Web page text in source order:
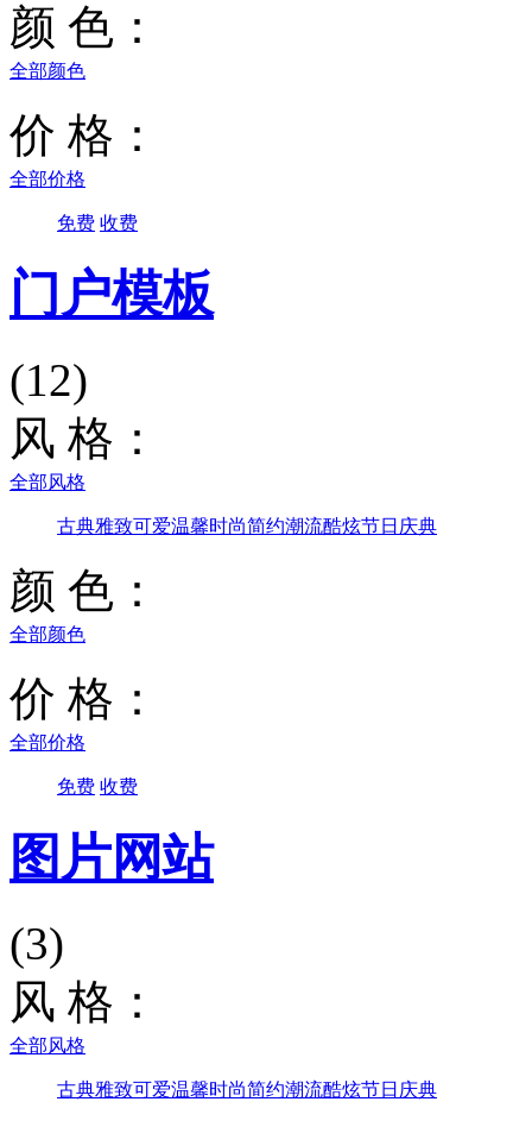
颜 色：
全部颜色
价 格：
全部价格
免费 收费
门户模板
(12)
风 格：
全部风格
古典雅致可爱温馨时尚简约潮流酷炫节日庆典
颜 色：
全部颜色
价 格：
全部价格
免费 收费
图片网站
(3)
风 格：
全部风格
古典雅致可爱温馨时尚简约潮流酷炫节日庆典